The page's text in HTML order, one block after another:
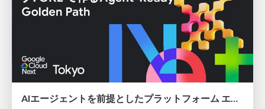
AIエージェントを前提としたプラットフォーム エンジニアリング：GKEで作るAgent-Ready Golden Path